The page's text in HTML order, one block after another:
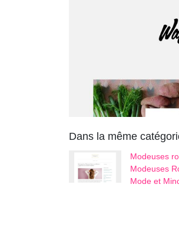
Dans la même
Modeuses
Modeuses
Mode et